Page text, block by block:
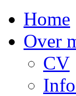
Home
Over
CV